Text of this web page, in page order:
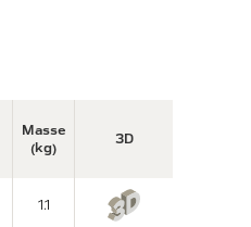
Masse
(kg)
3D
1.1